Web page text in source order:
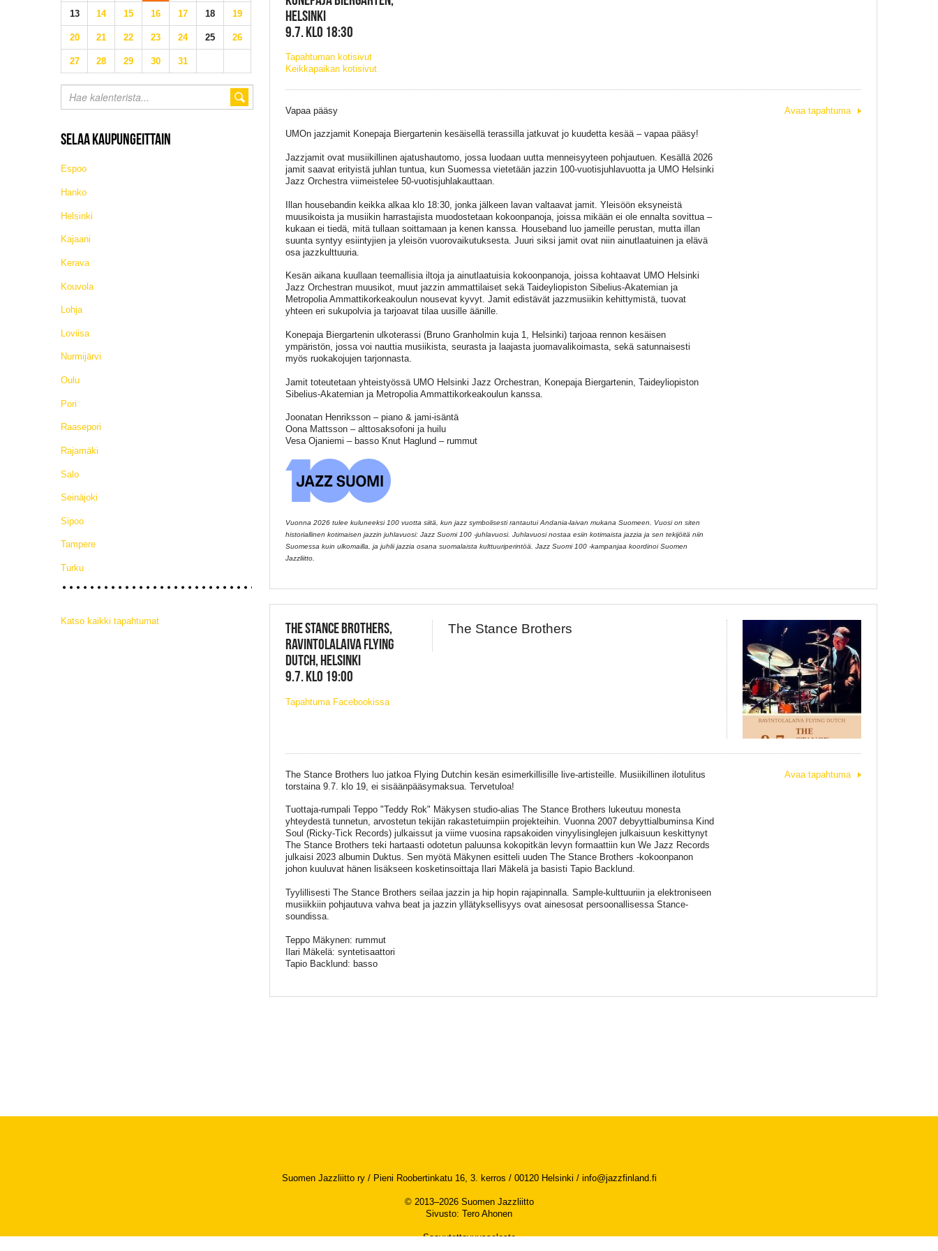
13 14 15 16 17 18 19
20 21 22 23 24 25 26
27 28 29 30 31
SELAA KAUPUNGEITTAIN
Espoo
Hanko
Helsinki
Kajaani
Kerava
Kouvola
Lohja
Loviisa
Nurmijärvi
Oulu
Pori
Raasepori
Rajamäki
Salo
Seinäjoki
Sipoo
Tampere
Turku
Katso kaikki tapahtumat
HELSINKI
9.7. KLO 18:30
Tapahtuman kotisivut
Keikkapaikan kotisivut
Vapaa pääsy
UMOn jazzjamit Konepaja Biergartenin kesäisellä terassilla jatkuvat jo kuudetta kesää – vapaa pääsy!
Jazzjamit ovat musiikillinen ajatushautomo, jossa luodaan uutta menneisyyteen pohjautuen. Kesällä 2026
jamit saavat erityistä juhlan tuntua, kun Suomessa vietetään jazzin 100-vuotisjuhlavuotta ja UMO Helsinki
Jazz Orchestra viimeistelee 50-vuotisjuhlakauttaan.
Illan housebandin keikka alkaa klo 18:30, jonka jälkeen lavan valtaavat jamit. Yleisöön eksyneistä
muusikoista ja musiikin harrastajista muodostetaan kokoonpanoja, joissa mikään ei ole ennalta sovittua –
kukaan ei tiedä, mitä tullaan soittamaan ja kenen kanssa. Houseband luo jameille perustan, mutta illan
suunta syntyy esiintyjien ja yleisön vuorovaikutuksesta. Juuri siksi jamit ovat niin ainutlaatuinen ja elävä
osa jazzkulttuuria.
Kesän aikana kuullaan teemallisia iltoja ja ainutlaatuisia kokoonpanoja, joissa kohtaavat UMO Helsinki
Jazz Orchestran muusikot, muut jazzin ammattilaiset sekä Taideyliopiston Sibelius-Akatemian ja
Metropolia Ammattikorkeakoulun nousevat kyvyt. Jamit edistävät jazzmusiikin kehittymistä, tuovat
yhteen eri sukupolvia ja tarjoavat tilaa uusille äänille.
Konepaja Biergartenin ulkoterassi (Bruno Granholmin kuja 1, Helsinki) tarjoaa rennon kesäisen
ympäristön, jossa voi nauttia musiikista, seurasta ja laajasta juomavalikoimasta, sekä satunnaisesti
myös ruokakojujen tarjonnasta.
Jamit toteutetaan yhteistyössä UMO Helsinki Jazz Orchestran, Konepaja Biergartenin, Taideyliopiston
Sibelius-Akatemian ja Metropolia Ammattikorkeakoulun kanssa.
Joonatan Henriksson – piano & jami-isäntä
Oona Mattsson – alttosaksofoni ja huilu
Vesa Ojaniemi – basso Knut Haglund – rummut
Vuonna 2026 tulee kuluneeksi 100 vuotta siitä, kun jazz symbolisesti rantautui Andania-laivan mukana Suomeen. Vuosi on siten
historiallinen kotimaisen jazzin juhlavuosi: Jazz Suomi 100 -juhlavuosi. Juhlavuosi nostaa esiin kotimaista jazzia ja sen tekijöitä niin
Suomessa kuin ulkomailla, ja juhlii jazzia osana suomalaista kulttuuriperintöä. Jazz Suomi 100 -kampanjaa koordinoi Suomen
Jazzliitto.
Avaa tapahtuma
THE STANCE BROTHERS,
RAVINTOLALAIVA FLYING
DUTCH, HELSINKI
9.7. KLO 19:00
Tapahtuma Facebookissa
The Stance Brothers
The Stance Brothers luo jatkoa Flying Dutchin kesän esimerkillisille live-artisteille. Musiikillinen ilotulitus
torstaina 9.7. klo 19, ei sisäänpääsymaksua. Tervetuloa!
Tuottaja-rumpali Teppo "Teddy Rok" Mäkysen studio-alias The Stance Brothers lukeutuu monesta
yhteydestä tunnetun, arvostetun tekijän rakastetuimpiin projekteihin. Vuonna 2007 debyyttialbuminsa Kind
Soul (Ricky-Tick Records) julkaissut ja viime vuosina rapsakoiden vinyylisinglejen julkaisuun keskittynyt
The Stance Brothers teki hartaasti odotetun paluunsa kokopitkän levyn formaattiin kun We Jazz Records
julkaisi 2023 albumin Duktus. Sen myötä Mäkynen esitteli uuden The Stance Brothers -kokoonpanon
johon kuuluvat hänen lisäkseen kosketinsoittaja Ilari Mäkelä ja basisti Tapio Backlund.
Tyylillisesti The Stance Brothers seilaa jazzin ja hip hopin rajapinnalla. Sample-kulttuuriin ja elektroniseen
musiikkiin pohjautuva vahva beat ja jazzin yllätyksellisyys ovat ainesosat persoonallisessa Stance-
soundissa.
Teppo Mäkynen: rummut
Ilari Mäkelä: syntetisaattori
Tapio Backlund: basso
Avaa tapahtuma
Suomen Jazzliitto ry / Pieni Roobertinkatu 16, 3. kerros / 00120 Helsinki / info@jazzfinland.fi
© 2013–2026 Suomen Jazzliitto
Sivusto: Tero Ahonen
Saavutettavuusseloste